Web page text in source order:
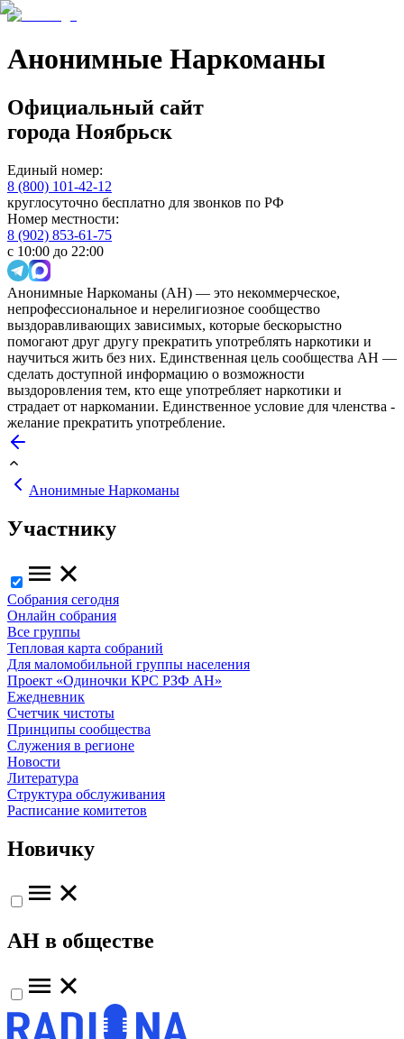
Анонимные Наркоманы
Официальный сайт
города Ноябрьск
Единый номер:
8 (800) 101-42-12
круглосуточно бесплатно для звонков по РФ
Номер местности:
8 (902) 853-61-75
с 10:00 до 22:00
Анонимные Наркоманы (АН) — это некоммерческое,
непрофессиональное и нерелигиозное сообщество
выздоравливающих зависимых, которые бескорыстно
помогают друг другу прекратить употреблять наркотики и
научиться жить без них. Единственная цель сообщества АН —
сделать доступной информацию о возможности
выздоровления тем, кто еще употребляет наркотики и
страдает от наркомании. Единственное условие для членства -
желание прекратить употребление.
Анонимные Наркоманы
Участнику
Собрания сегодня
Онлайн собрания
Все группы
Тепловая карта собраний
Для маломобильной группы населения
Проект «Одиночки КРС РЗФ АН»
Ежедневник
Счетчик чистоты
Принципы сообщества
Служения в регионе
Новости
Литература
Структура обслуживания
Расписание комитетов
Новичку
АН в обществе